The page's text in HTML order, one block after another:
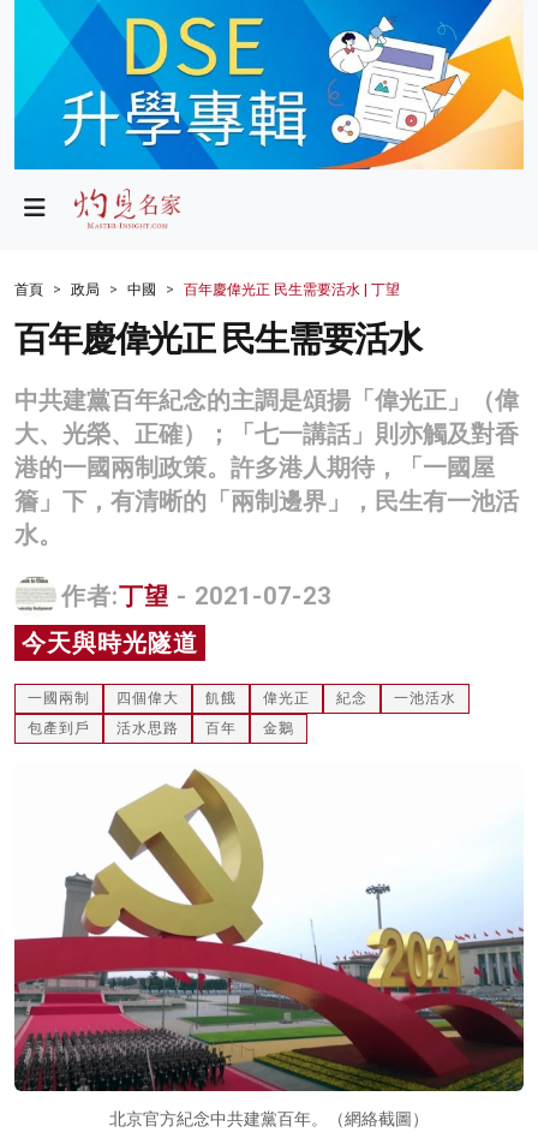
政局
財經
生活
商業
科技
名家榜
灼見活動
首頁 政局 中國 百年慶偉光正 民生需要活水 | 丁望
百年慶偉光正 民生需要活水
中共建黨百年紀念的主調是頌揚「偉光正」（偉
大、光榮、正確）；「七一講話」則亦觸及對香
港的一國兩制政策。許多港人期待，「一國屋
簷」下，有清晰的「兩制邊界」，民生有一池活
水。
作者:丁望 - 2021-07-23
今天與時光隧道
一國兩制 四個偉大 飢餓 偉光正 紀念
一池活水
包產到戶
活水思路 百年 金鵝
北京官方紀念中共建黨百年。（網絡截圖）